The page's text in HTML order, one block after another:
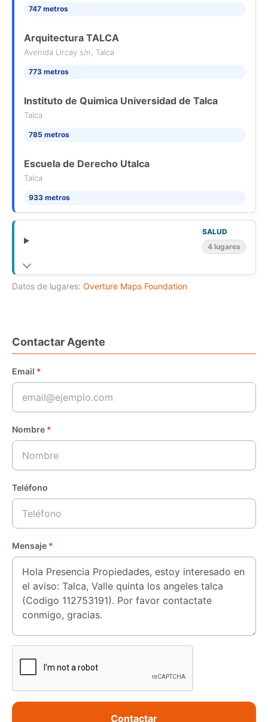
747 metros
Arquitectura TALCA
Avenida Lircay s/n, Talca
773 metros
Instituto de Quimica Universidad de Talca
Talca
785 metros
Escuela de Derecho Utalca
Talca
933 metros
SALUD
4 lugares
Datos de lugares: Overture Maps Foundation
Contactar Agente
Email *
Nombre *
Teléfono
Mensaje *
Contactar